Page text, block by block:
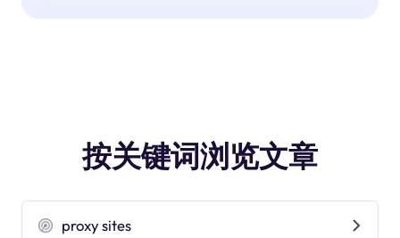
按关键词浏览文章
proxy sites